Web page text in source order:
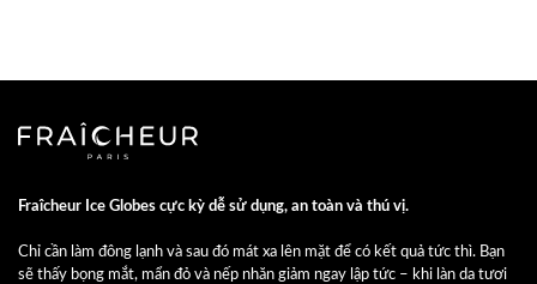
Fraîcheur Ice Globes cực kỳ dễ sử dụng, an toàn và thú vị.
Chỉ cần làm đông lạnh và sau đó mát xa lên mặt để có kết quả tức thì. Bạn
sẽ thấy bọng mắt, mẩn đỏ và nếp nhăn giảm ngay lập tức – khi làn da tươi